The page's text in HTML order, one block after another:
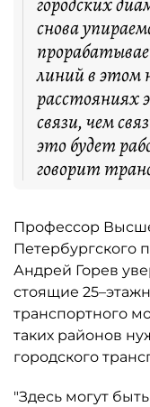
снова
линий в этом
расстояниях
связи, чем
это будет
говорит
Профессор
Петербургского
Андрей Горев
стоящие
транспортного
таких районов
городского
"Здесь могут